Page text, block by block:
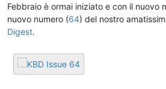
Febbraio è ormai iniziato e con il nuovo
nuovo numero (64) del nostro
Digest.